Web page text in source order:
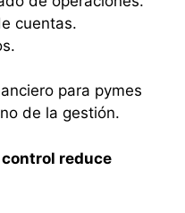
cuentas.
para pymes
de la gestión.
reduce